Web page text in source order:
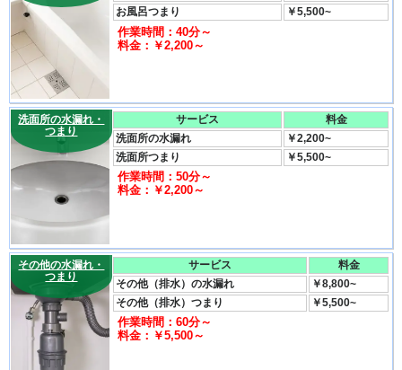
お風呂つまり
￥5,500~
作業時間：40分～
料金：￥2,200～
洗面所の水漏れ・
つまり
サービス
料金
洗面所の水漏れ
￥2,200~
洗面所つまり
￥5,500~
作業時間：50分～
料金：￥2,200～
その他の水漏れ・
つまり
サービス
料金
その他（排水）の水漏れ
￥8,800~
その他（排水）つまり
￥5,500~
作業時間：60分～
料金：￥5,500～